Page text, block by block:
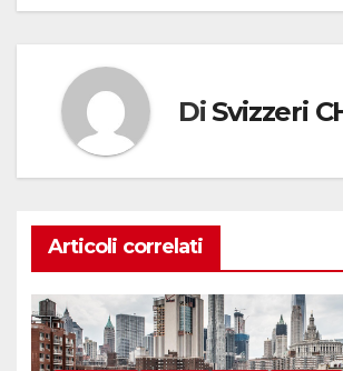
Di Svizzeri
Articoli correlati